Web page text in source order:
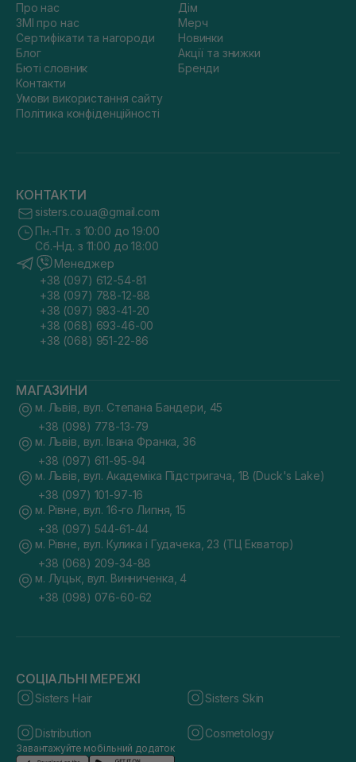
Про нас
ЗМІ про нас
Сертифікати та нагороди
Блог
Бюті словник
Контакти
Умови використання сайту
Політика конфіденційності
Дім
Мерч
Новинки
Акції та знижки
Бренди
КОНТАКТИ
sisters.co.ua@gmail.com
Пн.-Пт. з 10:00 до 19:00
Сб.-Нд. з 11:00 до 18:00
Менеджер
+38 (097) 612-54-81
+38 (097) 788-12-88
+38 (097) 983-41-20
+38 (068) 693-46-00
+38 (068) 951-22-86
МАГАЗИНИ
м. Львів, вул. Степана Бандери, 45
+38 (098) 778-13-79
м. Львів, вул. Івана Франка, 36
+38 (097) 611-95-94
м. Львів, вул. Академіка Підстригача, 1В (Duck's Lake)
+38 (097) 101-97-16
м. Рівне, вул. 16-го Липня, 15
+38 (097) 544-61-44
м. Рівне, вул. Кулика і Гудачека, 23 (ТЦ Екватор)
+38 (068) 209-34-88
м. Луцьк, вул. Винниченка, 4
+38 (098) 076-60-62
СОЦІАЛЬНІ МЕРЕЖІ
Sisters Hair Sisters Skin
Distribution Cosmetology
Завантажуйте мобільний додаток